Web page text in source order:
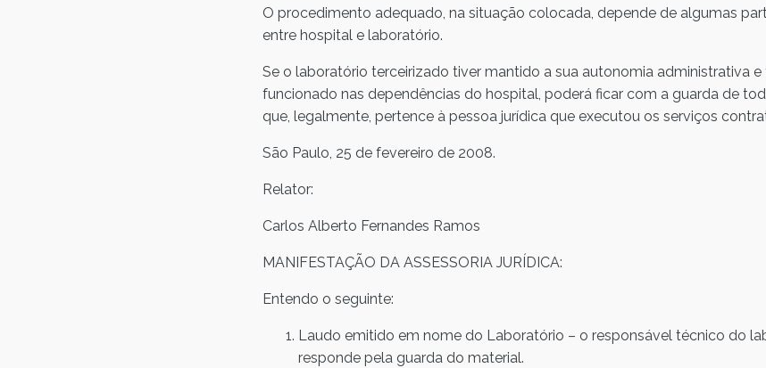
O procedimento adequado, na situação colocada, depende de algumas
entre hospital e laboratório.
Se o laboratório terceirizado tiver mantido a sua autonomia administrativa
funcionado nas dependências do hospital, poderá ficar com a guarda de
que, legalmente, pertence à pessoa jurídica que executou os serviços
São Paulo, 25 de fevereiro de 2008.
Relator:
Carlos Alberto Fernandes Ramos
MANIFESTAÇÃO DA ASSESSORIA JURÍDICA:
Entendo o seguinte:
Laudo emitido em nome do Laboratório – o responsável técnico do
responde pela guarda do material.